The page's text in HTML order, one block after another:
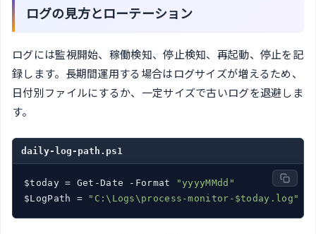
ログの見方とローテーション
ログには監視開始、稼働検知、停止検知、再起動、停止を記
録します。長期間運用する場合はログサイズが増えるため、
日付別ファイルにするか、一定サイズで古いログを退避しま
す。
daily-log-path.ps1
$today = Get-Date -Format
"yyyyMMdd"
$LogPath =
"C:\Logs\process-monitor-$today.log"